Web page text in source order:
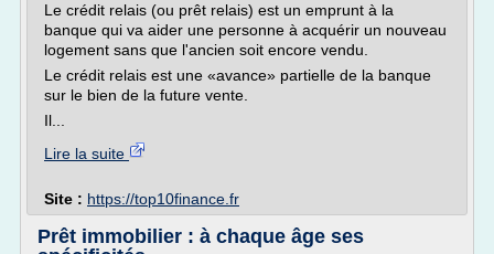
Le crédit relais (ou prêt relais) est un emprunt à la
banque qui va aider une personne à acquérir un nouveau
logement sans que l'ancien soit encore vendu.
Le crédit relais est une «avance» partielle de la banque
sur le bien de la future vente.
Il...
Lire la suite
Site : https://top10finance.fr
Prêt immobilier : à chaque âge ses